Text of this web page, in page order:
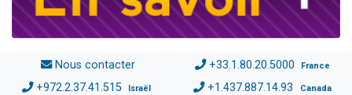
Nous contacter +33.1.80.20.5000 France
+972.2.37.41.515 Israël +1.437.887.14.93 Canada